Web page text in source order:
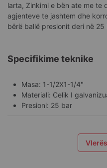
larta, Zinkimi e bën ate me te
agjenteve te jashtem dhe
bërë ballë presionit deri në 25
Specifikime teknike
Masa: 1-1/2X1-1/4"
Materiali: Celik I
Presioni: 25 bar